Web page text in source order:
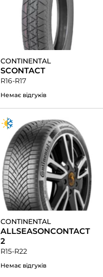
CONTINENTAL
SCONTACT
R16-R17
Немає відгуків
CONTINENTAL
ALLSEASONCONTACT
2
R15-R22
Немає відгуків